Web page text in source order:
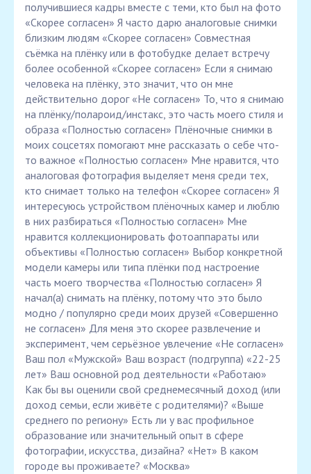
получившиеся кадры вместе с теми, кто был на фото
«Скорее согласен» Я часто дарю аналоговые снимки
близким людям «Скорее согласен» Совместная
съёмка на плёнку или в фотобудке делает встречу
более особенной «Скорее согласен» Если я снимаю
человека на плёнку, это значит, что он мне
действительно дорог «Не согласен» То, что я снимаю
на плёнку/полароид/инстакс, это часть моего стиля и
образа «Полностью согласен» Плёночные снимки в
моих соцсетях помогают мне рассказать о себе что-
то важное «Полностью согласен» Мне нравится, что
аналоговая фотография выделяет меня среди тех,
кто снимает только на телефон «Скорее согласен» Я
интересуюсь устройством плёночных камер и люблю
в них разбираться «Полностью согласен» Мне
нравится коллекционировать фотоаппараты или
объективы «Полностью согласен» Выбор конкретной
модели камеры или типа плёнки под настроение
часть моего творчества «Полностью согласен» Я
начал(а) снимать на плёнку, потому что это было
модно / популярно среди моих друзей «Совершенно
не согласен» Для меня это скорее развлечение и
эксперимент, чем серьёзное увлечение «Не согласен»
Ваш пол «Мужской» Ваш возраст (подгруппа) «22-25
лет» Ваш основной род деятельности «Работаю»
Как бы вы оценили свой среднемесячный доход (или
доход семьи, если живёте с родителями)? «Выше
среднего по региону» Есть ли у вас профильное
образование или значительный опыт в сфере
фотографии, искусства, дизайна? «Нет» В каком
городе вы проживаете? «Москва»